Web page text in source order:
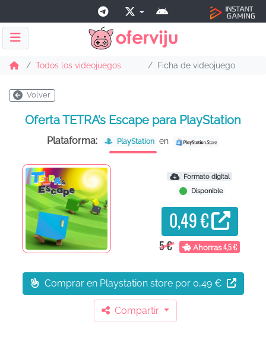
Todos los videojuegos Ficha de videojuego
Volver
Oferta TETRA’s Escape para PlayStation
Plataforma: PlayStation en
Formato digital
Disponible
0,49 €
5 € Ahorras4,5 €
Comprar en Playstation store por 0,49 €
Compartir